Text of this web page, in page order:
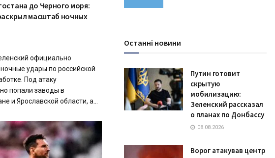
до Черного моря:
масштаб ночных
официально
удары по российской
Под атаку
попали заводы в
и Ярославской области, а...
Останні новини
Путин готовит
скрытую
мобилизацию:
Зеленский рассказал
о планах по Донбассу
08.08.2026
Ворог атакував центр